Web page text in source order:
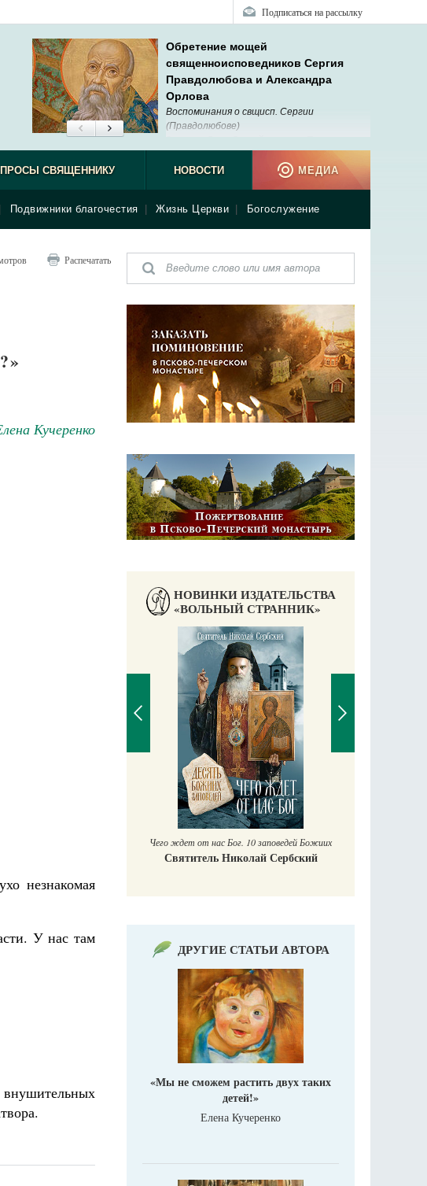
Подписаться на рассылку
Обретение мощей
священноисповедников Сергия
Правдолюбова и Александра
Орлова
Воспоминания о свщисп. Сергии
(Правдолюбове)
вашего деда!» Я остановил машину, вышел и благодарил Бога так сильно,
Подвижники благочестия Жизнь Церкви Богослужение
СВЯЩЕННИКУ НОВОСТИ МЕДИА
Распечатать
Кучеренко
незнакомая
У нас там
НОВИНКИ ИЗДАТЕЛЬСТВА
«ВОЛЬНЫЙ СТРАННИК»
Чего ждет от нас Бог. 10 заповедей Божиих
Святитель Николай Сербский
ДРУГИЕ СТАТЬИ АВТОРА
«Мы не сможем растить двух таких
детей!»
Елена Кучеренко